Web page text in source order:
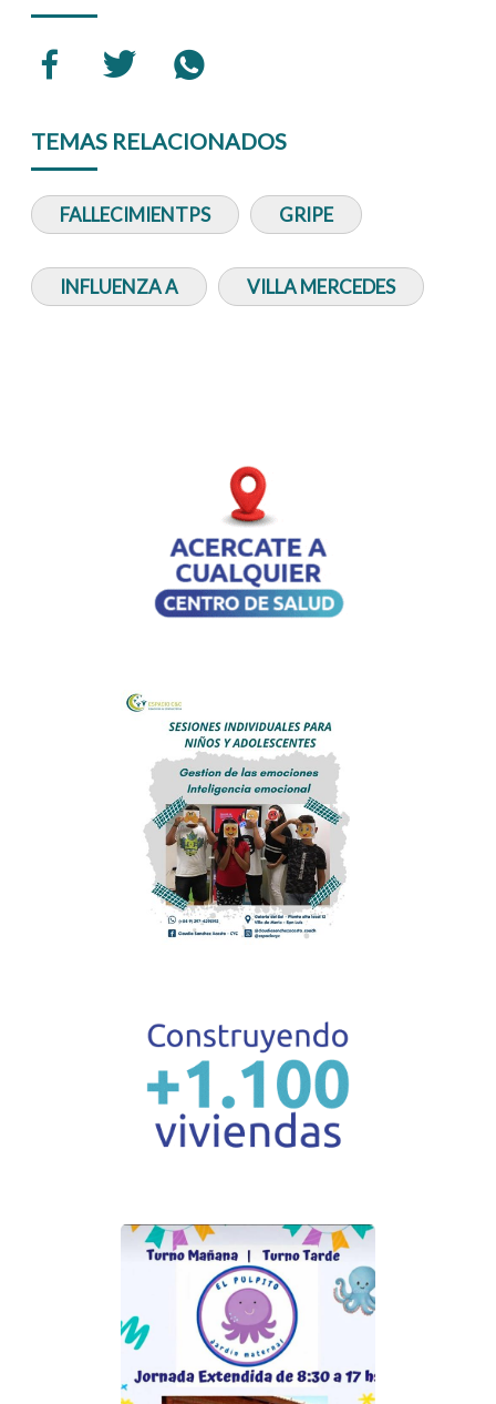
TEMAS RELACIONADOS
FALLECIMIENTPS GRIPE
INFLUENZA A VILLA MERCEDES